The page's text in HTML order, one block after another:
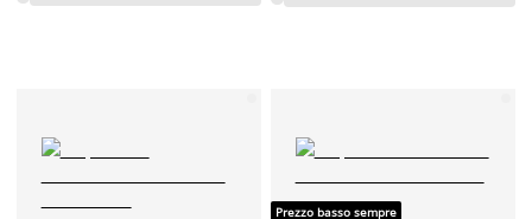
Prezzo basso sempre